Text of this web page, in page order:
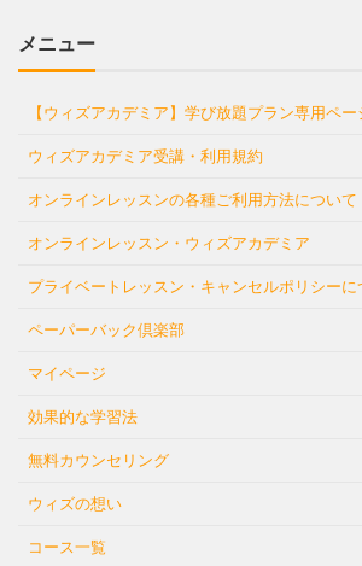
メニュー
【ウィズアカデミア】学び放題プラン専用ペー
ウィズアカデミア受講・利用規約
オンラインレッスンの各種ご利用方法について
オンラインレッスン・ウィズアカデミア
プライベートレッスン・キャンセルポリシーに
ペーパーバック倶楽部
マイページ
効果的な学習法
無料カウンセリング
ウィズの想い
コース一覧